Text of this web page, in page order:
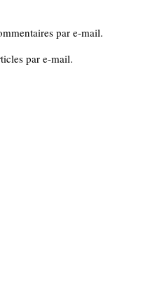
par e-mail.
par e-mail.